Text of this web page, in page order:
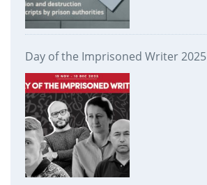
Day of the Imprisoned Writer 2025